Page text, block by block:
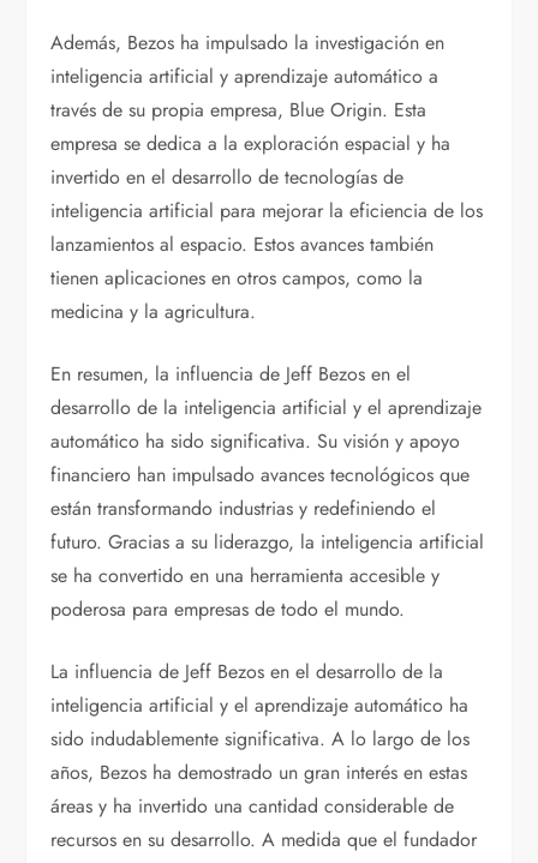
Además, Bezos ha impulsado la investigación en
inteligencia artificial y aprendizaje automático a
través de su propia empresa, Blue Origin. Esta
empresa se dedica a la exploración espacial y ha
invertido en el desarrollo de tecnologías de
inteligencia artificial para mejorar la eficiencia de los
lanzamientos al espacio. Estos avances también
tienen aplicaciones en otros campos, como la
medicina y la agricultura.
En resumen, la influencia de Jeff Bezos en el
desarrollo de la inteligencia artificial y el aprendizaje
automático ha sido significativa. Su visión y apoyo
financiero han impulsado avances tecnológicos que
están transformando industrias y redefiniendo el
futuro. Gracias a su liderazgo, la inteligencia artificial
se ha convertido en una herramienta accesible y
poderosa para empresas de todo el mundo.
La influencia de Jeff Bezos en el desarrollo de la
inteligencia artificial y el aprendizaje automático ha
sido indudablemente significativa. A lo largo de los
años, Bezos ha demostrado un gran interés en estas
áreas y ha invertido una cantidad considerable de
recursos en su desarrollo. A medida que el fundador